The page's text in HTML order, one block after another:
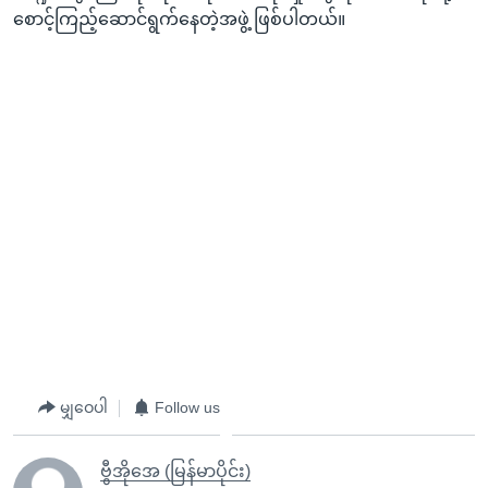
စောင့်ကြည့်ဆောင်ရွက်နေတဲ့အဖွဲ့ ဖြစ်ပါတယ်။
မျှဝေပါ Follow us
ဗွီအိုအေ (မြန်မာပိုင်း)